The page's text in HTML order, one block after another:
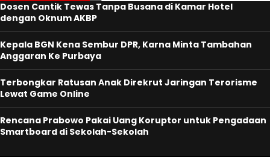
Dosen Cantik Tewas Tanpa Busana di Kamar Hotel
dengan Oknum AKBP
Kepala BGN Kena Sembur DPR, Karna Minta Tambahan
Anggaran Ke Purbaya
Terbongkar Ratusan Anak Direkrut Jaringan Terorisme
Lewat Game Online
Rencana Prabowo Pakai Uang Koruptor untuk Pengadaan
Smartboard di Sekolah-Sekolah